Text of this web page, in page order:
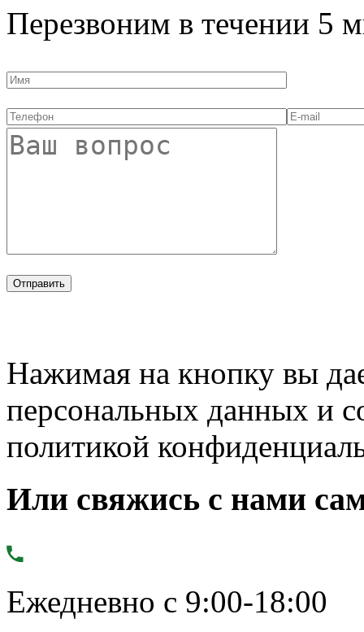
Перезвоним в течении 5
Нажимая на кнопку вы
персональных данных и
политикой
Или свяжись с нами
Ежедневно с 9:00-18:00